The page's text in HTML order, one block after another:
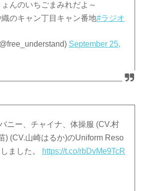
んのいちごまみれだよ～
のキャン丁目キャン番地#ラジオ
September 25,
ニー、チャイナ、体操服 (CV.村
) (CV.山崎はるか)のUniform Reso
ました。
https://t.co/rbDvMe9TcR